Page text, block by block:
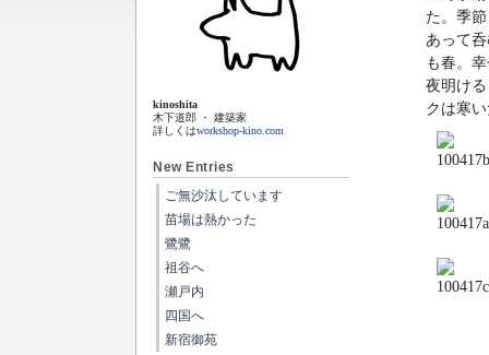
た。季
あって
も春。
夜明け
クは寒
kinoshita
木下道郎 ・ 建築家
詳しくはworkshop-kino.com
New Entries
ご無沙汰しています
苗場は熱かった
鷺鷺
祖谷へ
瀬戸内
四国へ
新宿御苑